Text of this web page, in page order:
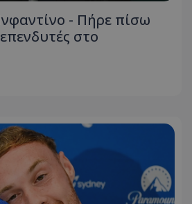
- Πήρε πίσω
στο